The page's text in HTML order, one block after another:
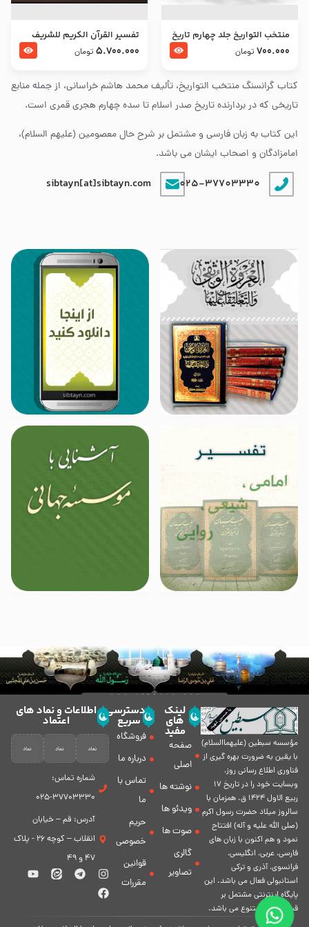
کتاب گرانسنگ منتخب التواريخ، تألیف محمد هاشم خراسانی، از جمله منابع
تاریخی که در بردارنده تاریخ صدر اسلام تا سده چهارم هجری قمری است.
این کتاب به زبان فارسی و مشتمل بر شرح حال معصومین (علیهم السلام)،
امامزادگان و اصحاب ایشان می باشد.
025-37703330
sibtayn[at]sibtayn.com
منتخب التواریخ جلد چهارم تاریخ
امام زین العابدین و امام محمد
700.000 تومان
تفسير القرآن الكريم للشريف
المرتضي قدس سرّه
5.700.000 تومان
مؤسسه سبطين (عليهماالسلام)
با يقين به ضرورت بهره گیرى از
فناورى اطلاع رسانى روز،
وبسایت خود را در تاريخ 17
ربيع الاول 1424 ق. همزمان با
سالروز ميلاد حضرت رسول اكرم
(صلی الله علیه و آله) افتتاح
نمود و هم اكنون با زبان های
فارسی، عربى، انگلیسی،
فرانسوی، آذری و ترکی
استانبولی فعال مى باشد. اين
پايگاه اينترنتى مشتمل بر
قسمت هاى متنوع مى باشد.
لینک
های
مفید
صفحه
اصلی
نوشته ها
ویدئو ها
صوت ها
گالری
تصاویر
دسترسی
سریع
فروشگاه
درباره ما
تماس با
ما
حریم
خصوصی
قوانین
مقررات
اطلاعات و نماد های
اعتماد
شماره تماس:
37703330-025
آدرس: قم – خیابان
انقلاب – کوچه 26 - پلاک
47 و 49